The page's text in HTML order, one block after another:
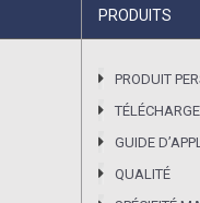
PRODUITS
PRODUIT
GUIDE
QUALITÉ